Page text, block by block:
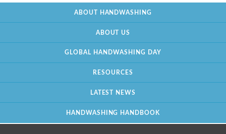
ABOUT HANDWASHING
ABOUT US
GLOBAL HANDWASHING DAY
RESOURCES
LATEST NEWS
HANDWASHING HANDBOOK